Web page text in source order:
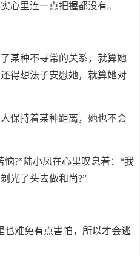
心里连一点把握都没有。
某种不寻常的关系，就算她
得想法子安慰她，就算她对
保持着某种距离，她也不会
?”陆小凤在心里叹息着：“我
光了头去做和尚?”
也难免有点害怕，所以才会逃